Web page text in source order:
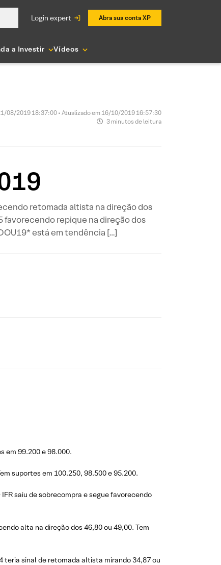
login expert Abra sua conta XP
a Investir Vídeos
08/2019 18:37:00 • Atualizado em 16/10/2019 16:57:30
3 minutos de leitura
retomada altista na direção dos
favorecendo repique na direção dos
está em tendência […]
em 99.200 e 98.000.
suportes em 100.250, 98.500 e 95.200.
saiu de sobrecompra e segue favorecendo
alta na direção dos 46,80 ou 49,00. Tem
teria sinal de retomada altista mirando 34,87 ou